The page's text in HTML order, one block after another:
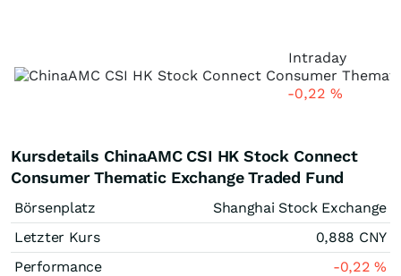
Intraday
-0,22 %
Kursdetails ChinaAMC CSI HK Stock Connect
Consumer Thematic Exchange Traded Fund
Börsenplatz
Shanghai Stock Exchange
Letzter Kurs
0,888 CNY
Performance
-0,22%